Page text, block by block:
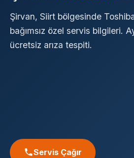
Şirvan, Siirt bölgesinde
bağımsız özel servis bilgileri.
ücretsiz arıza tespiti.
Servis Çağır